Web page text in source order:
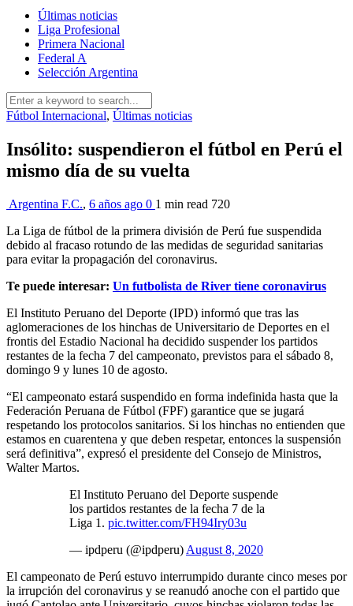
Últimas noticias
Liga Profesional
Primera Nacional
Federal A
Selección Argentina
Fútbol Internacional, Últimas noticias
Insólito: suspendieron el fútbol en Perú el
mismo día de su vuelta
Argentina F.C., 6 años ago 0 1 min read 720
La Liga de fútbol de la primera división de Perú fue suspendida
debido al fracaso rotundo de las medidas de seguridad sanitarias
para evitar la propagación del coronavirus.
Te puede interesar: Un futbolista de River tiene coronavirus
El Instituto Peruano del Deporte (IPD) informó que tras las
aglomeraciones de los hinchas de Universitario de Deportes en el
frontis del Estadio Nacional ha decidido suspender los partidos
restantes de la fecha 7 del campeonato, previstos para el sábado 8,
domingo 9 y lunes 10 de agosto.
“El campeonato estará suspendido en forma indefinida hasta que la
Federación Peruana de Fútbol (FPF) garantice que se jugará
respetando los protocolos sanitarios. Si los hinchas no entienden que
estamos en cuarentena y que deben respetar, entonces la suspensión
será definitiva”, expresó el presidente del Consejo de Ministros,
Walter Martos.
El Instituto Peruano del Deporte suspende
los partidos restantes de la fecha 7 de la
Liga 1. pic.twitter.com/FH94Iry03u
— ipdperu (@ipdperu) August 8, 2020
El campeonato de Perú estuvo interrumpido durante cinco meses por
la irrupción del coronavirus y se reanudó anoche con el partido que